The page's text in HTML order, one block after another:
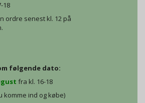
18
ordre senest kl. 12 på
følgende dato:
fra kl. 16-18
komme ind og købe)